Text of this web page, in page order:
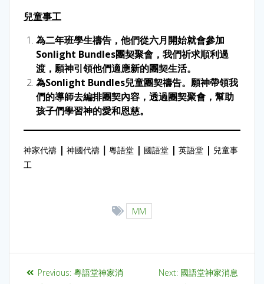
兒童事工
為二年班學生禱告，他們從六月開始就會參加
Sonlight Bundles團契聚會，我們祈求順利過
渡，願神引領他們適應新的團契生活。
為Sonlight Bundles兒童團契禱告。願神帶領我
們的導師去編排團契內容，透過團契聚會，幫助
孩子們學習神的愛和恩慈。
神家代禱 | 神國代禱 ｜ 粵語堂 | 國語堂 | 英語堂 | 兒童事
工
MM
Previous: 粵語堂神家消
Next: 國語堂神家消息